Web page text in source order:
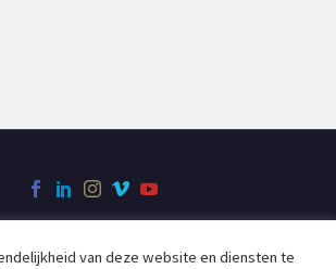
Videoclip
Bedrijfsfilm
van deze website en diensten te